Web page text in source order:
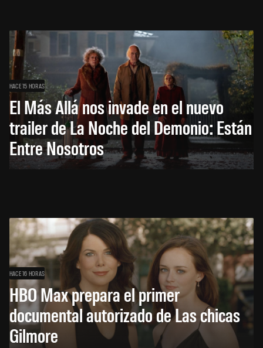
HACE 15 HORAS
El Más Allá nos invade en el nuevo
trailer de La Noche del Demonio: Están
Entre Nosotros
HACE 16 HORAS
HBO Max prepara el primer
documental autorizado de Las chicas
Gilmore